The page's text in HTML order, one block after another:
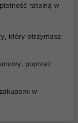
ratalną w
który otrzymasz
poprzez
w